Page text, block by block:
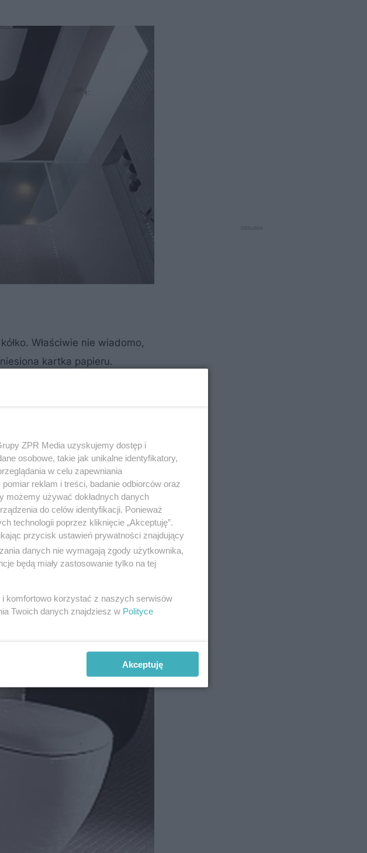
Właściwie nie wiadomo,
kartka papieru.
ZPR Media uzyskujemy dostęp i
osobowe, takie jak unikalne identyfikatory,
w celu zapewniania
reklam i treści, badanie odbiorców oraz
możemy używać dokładnych danych
do celów identyfikacji. Ponieważ
technologii poprzez kliknięcie „Akceptuję”.
przycisk ustawień prywatności znajdujący
danych nie wymagają zgody użytkownika,
będą miały zastosowanie tylko na tej
komfortowo korzystać z naszych serwisów
Twoich danych znajdziesz w Polityce
Akceptuję